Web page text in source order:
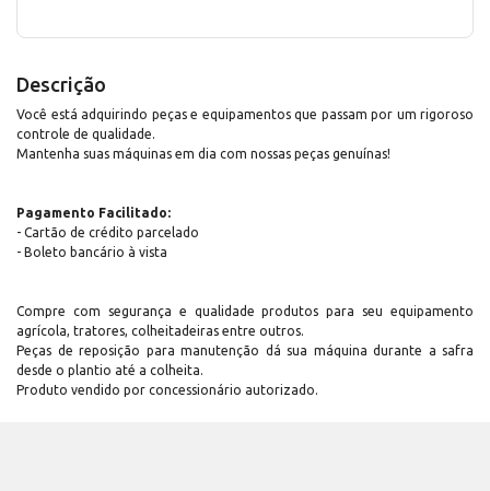
Descrição
Você está adquirindo peças e equipamentos que passam por um rigoroso
controle de qualidade.
Mantenha suas máquinas em dia com nossas peças genuínas!
Pagamento Facilitado:
- Cartão de crédito parcelado
- Boleto bancário à vista
Compre com segurança e qualidade produtos para seu equipamento
agrícola, tratores, colheitadeiras entre outros.
Peças de reposição para manutenção dá sua máquina durante a safra
desde o plantio até a colheita.
Produto vendido por concessionário autorizado.